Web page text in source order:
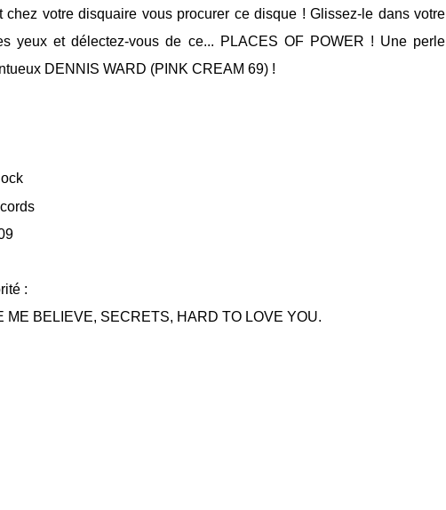
chez votre disquaire vous procurer ce disque ! Glissez-le dans votre
yeux et délectez-vous de ce... PLACES OF POWER ! Une perle
DENNIS WARD (PINK CREAM 69) !
:
ME BELIEVE, SECRETS, HARD TO LOVE YOU.